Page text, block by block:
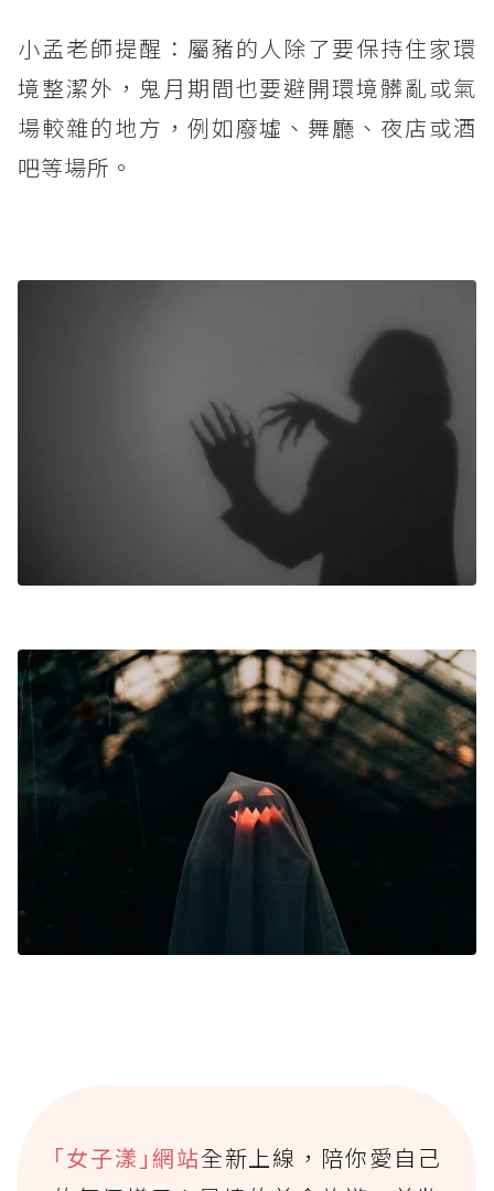
小孟老師提醒：屬豬的人除了要保持住家環
境整潔外，鬼月期間也要避開環境髒亂或氣
場較雜的地方，例如廢墟、舞廳、夜店或酒
吧等場所。
｢女子漾｣網站全新上線，陪你愛自己